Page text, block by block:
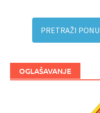
PRETRAŽI
OGLAŠAVANJE